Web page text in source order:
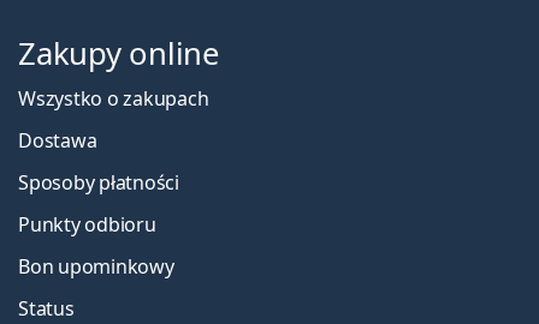
Zakupy online
Wszystko o zakupach
Dostawa
Sposoby płatności
Punkty odbioru
Bon upominkowy
Status